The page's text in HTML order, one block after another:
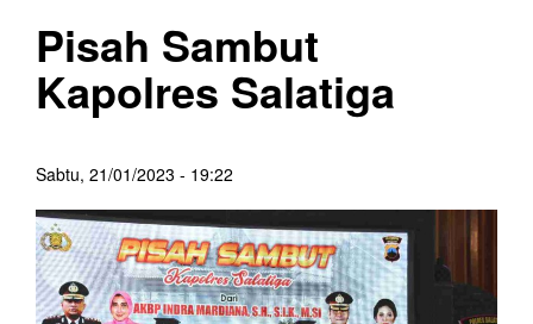
Pisah Sambut
Kapolres Salatiga
Sabtu, 21/01/2023 - 19:22